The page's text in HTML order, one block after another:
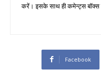
करें। इसके साथ ही कमेन्ट्स बॉक्स में
Facebook